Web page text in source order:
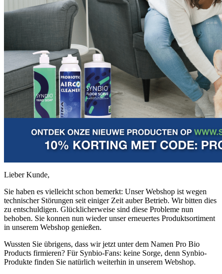
Lieber Kunde,
Sie haben es vielleicht schon bemerkt: Unser Webshop ist wegen
technischer Störungen seit einiger Zeit auber Betrieb. Wir bitten dies
zu entschuldigen. Glücklicherweise sind diese Probleme nun
behoben. Sie konnen nun wieder unser erneuertes Produktsortiment
in unserem Webshop genießen.
Wussten Sie übrigens, dass wir jetzt unter dem Namen Pro Bio
Products firmieren? Für Synbio-Fans: keine Sorge, denn Synbio-
Produkte finden Sie natürlich weiterhin in unserem Webshop.